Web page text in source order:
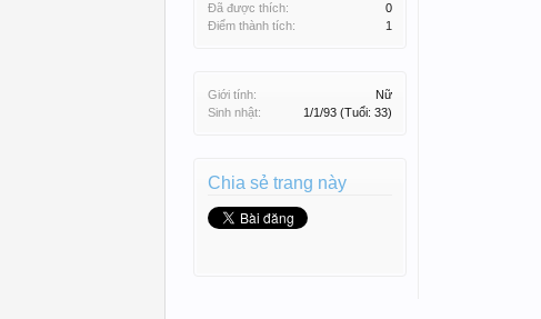
Đã được thích:
0
Điểm thành tích:
1
Giới tính:
Nữ
Sinh nhật:
1/1/93 (Tuổi: 33)
Chia sẻ trang này